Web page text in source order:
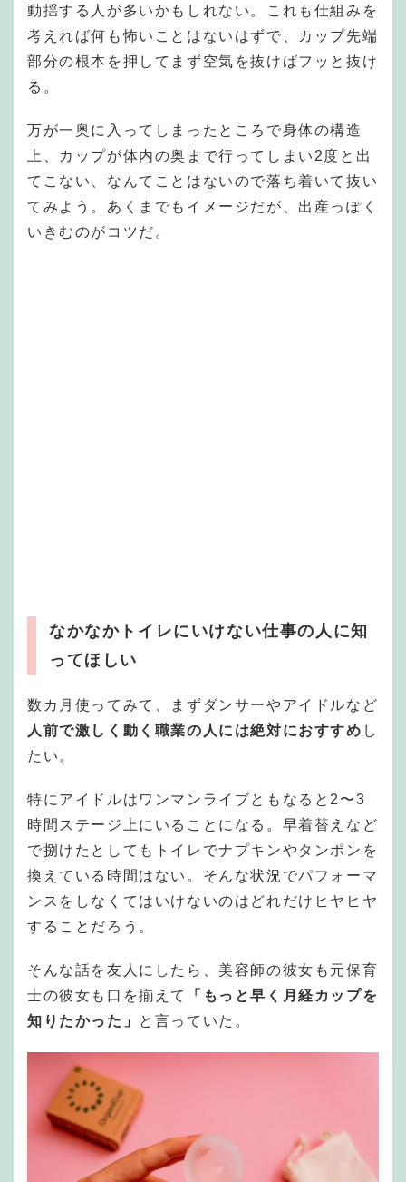
動揺する人が多いかもしれない。これも仕組みを
考えれば何も怖いことはないはずで、カップ先端
部分の根本を押してまず空気を抜けばフッと抜け
る。
万が一奥に入ってしまったところで身体の構造
上、カップが体内の奥まで行ってしまい2度と出
てこない、なんてことはないので落ち着いて抜い
てみよう。あくまでもイメージだが、出産っぽく
いきむのがコツだ。
なかなかトイレにいけない仕事の人に知
ってほしい
数カ月使ってみて、まずダンサーやアイドルなど
人前で激しく動く職業の人には絶対におすすめ し
たい。
特にアイドルはワンマンライブともなると2〜3
時間ステージ上にいることになる。早着替えなど
で捌けたとしてもトイレでナプキンやタンポンを
換えている時間はない。そんな状況でパフォーマ
ンスをしなくてはいけないのはどれだけヒヤヒヤ
することだろう。
そんな話を友人にしたら、美容師の彼女も元保育
士の彼女も口を揃えて
「もっと早く月経カップを
知りたかった」
と言っていた。